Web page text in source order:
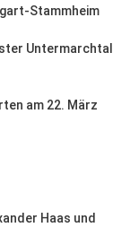
Stammheim
Untermarchtal
am 22. März
Haas und